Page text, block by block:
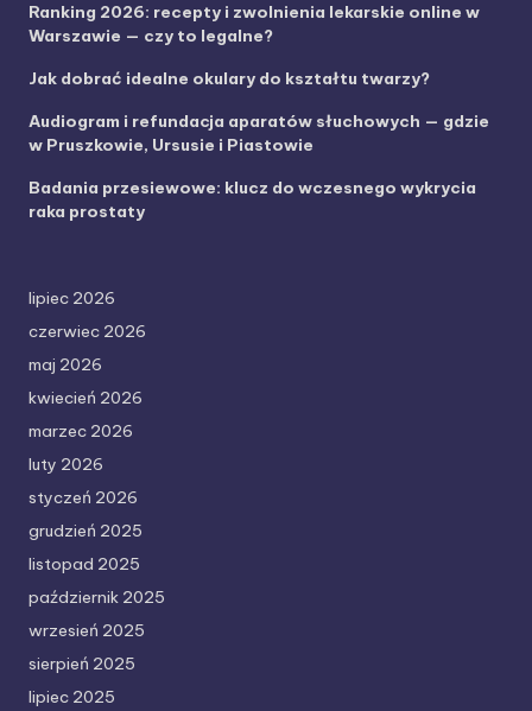
Ranking 2026: recepty i zwolnienia lekarskie online w
Warszawie — czy to legalne?
Jak dobrać idealne okulary do kształtu twarzy?
Audiogram i refundacja aparatów słuchowych — gdzie
w Pruszkowie, Ursusie i Piastowie
Badania przesiewowe: klucz do wczesnego wykrycia
raka prostaty
lipiec 2026
czerwiec 2026
maj 2026
kwiecień 2026
marzec 2026
luty 2026
styczeń 2026
grudzień 2025
listopad 2025
październik 2025
wrzesień 2025
sierpień 2025
lipiec 2025